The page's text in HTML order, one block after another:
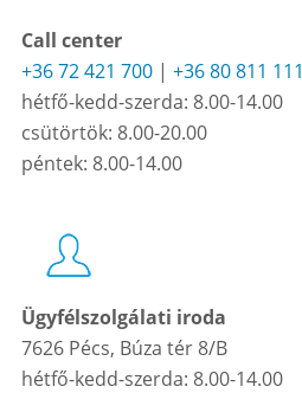
Call center
+36 72 421 700| +36 80 811 111
hétfő-kedd-szerda: 8.00-14.00
csütörtök: 8.00-20.00
péntek: 8.00-14.00
Ügyfélszolgálati iroda
7626 Pécs, Búza tér 8/B
hétfő-kedd-szerda: 8.00-14.00